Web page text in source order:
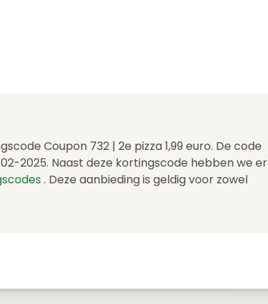
Coupon 732 | 2e pizza 1,99 euro. De code
2025. Naast deze kortingscode hebben we er
. Deze aanbieding is geldig voor zowel